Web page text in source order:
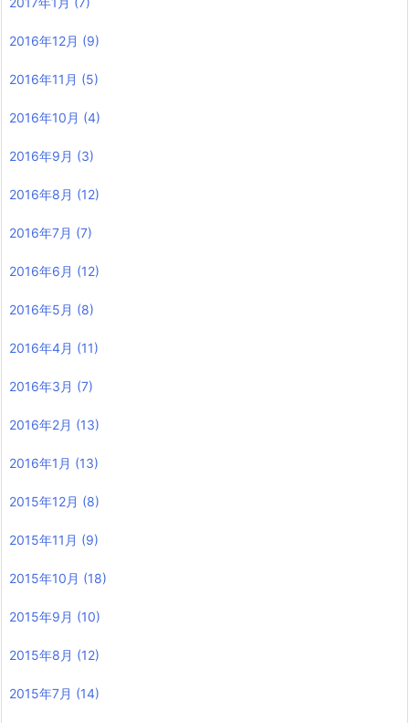
2016年12月 (9)
2016年11月 (5)
2016年10月 (4)
2016年9月 (3)
2016年8月 (12)
2016年7月 (7)
2016年6月 (12)
2016年5月 (8)
2016年4月 (11)
2016年3月 (7)
2016年2月 (13)
2016年1月 (13)
2015年12月 (8)
2015年11月 (9)
2015年10月 (18)
2015年9月 (10)
2015年8月 (12)
2015年7月 (14)